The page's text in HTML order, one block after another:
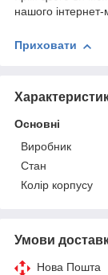
нашого інтернет-
Приховати
Основні
Виробник
Стан
Колір корпусу
Умови
Нова Пошта